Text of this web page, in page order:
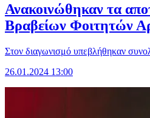
Ανακοινώθηκαν τα
Βραβείων Φοιτητών
Στον διαγωνισμό υπεβλήθηκαν
26.01.2024 13:00